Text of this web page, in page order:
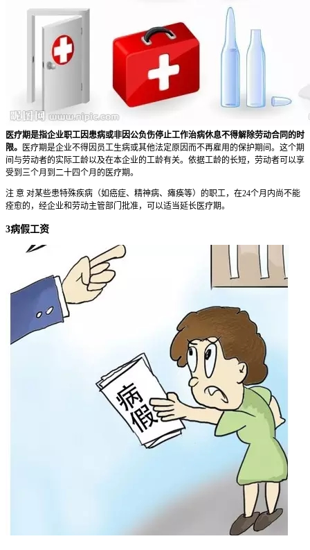
医疗期是指企业职工因患病或非因公负伤停止工作治病休息不得解除劳动合同的时
限。
医疗期是企业不得因员工生病或其他法定原因而不再雇用的保护期间。这个期
间与劳动者的实际工龄以及在本企业的工龄有关。依据工龄的长短，劳动者可以享
受到三个月到二十四个月的医疗期。
注 意 对某些患特殊疾病（如癌症、精神病、瘫痪等）的职工，在24个月内尚不能
痊愈的，经企业和劳动主管部门批准，可以适当延长医疗期。
3病假工资